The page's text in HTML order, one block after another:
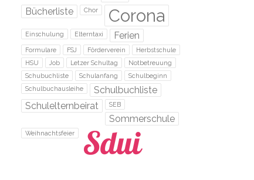
Bücherliste Chor Corona
Einschulung Elterntaxi Ferien
Formulare FSJ Förderverein
Herbstschule
HSU
Job Letzer Schultag
Notbetreuung
Schubuchliste
Schulanfang
Schulbeginn
Schulbuchausleihe
Schulbuchliste
Schulelternbeirat
SEB
Sommerschule
Weihnachtsfeier